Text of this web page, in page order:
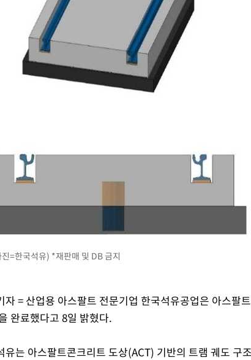
주한 미군 취약해질 수 있어”
=한국석유) *재판매 및 DB 금지
= 산업용 아스팔트 전문기업 한국석유공업은 아스팔
완료했다고 8일 밝혔다.
유는 아스팔트콘크리트 도상(ACT) 기반의 트램 궤도 구